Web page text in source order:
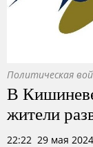
Политическая
В
жители
22:22 29 мая 2024